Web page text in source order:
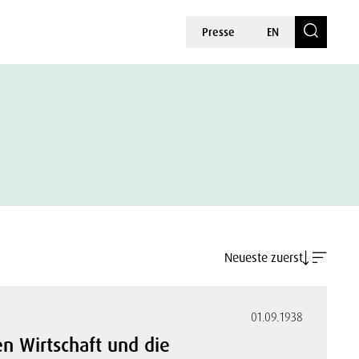
Presse EN
Neueste zuerst
01.09.1938
Wirtschaft und die